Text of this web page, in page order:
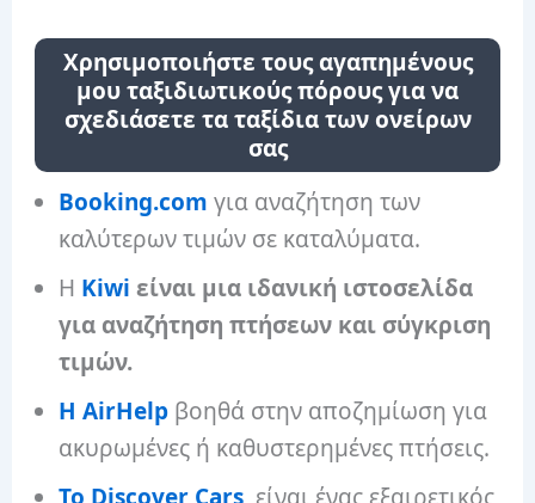
Χρησιμοποιήστε τους αγαπημένους
μου ταξιδιωτικούς πόρους για να
σχεδιάσετε τα ταξίδια των ονείρων
σας
Booking.com για αναζήτηση των
καλύτερων τιμών σε καταλύματα.
Η Kiwi είναι μια ιδανική ιστοσελίδα
για αναζήτηση πτήσεων και σύγκριση
τιμών.
Η AirHelp βοηθά στην αποζημίωση για
ακυρωμένες ή καθυστερημένες πτήσεις.